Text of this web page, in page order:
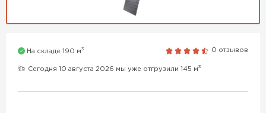
На складе 190 м3 0 отзывов
Сегодня 10 августа 2026 мы уже отгрузили 145 м3